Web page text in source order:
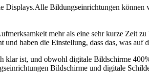
Displays.Alle Bildungseinrichtungen
mehr als eine sehr kurze Zeit
haben die Einstellung, dass das, was auf
ist, und obwohl digitale Bildschirme
Bildschirme und digitale